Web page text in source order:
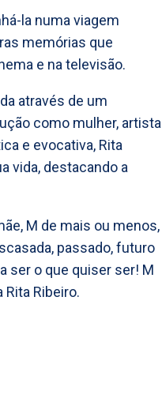
la numa viagem
memórias que
e na televisão.
através de um
como mulher, artista
e evocativa, Rita
vida, destacando a
M de mais ou menos,
passado, futuro
ser o que quiser ser! M
Rita Ribeiro.